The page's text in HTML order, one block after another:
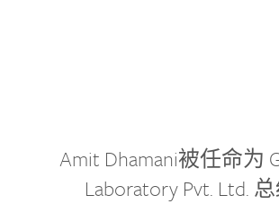
Amit Dhamani被任命为
Laboratory Pvt. Ltd.